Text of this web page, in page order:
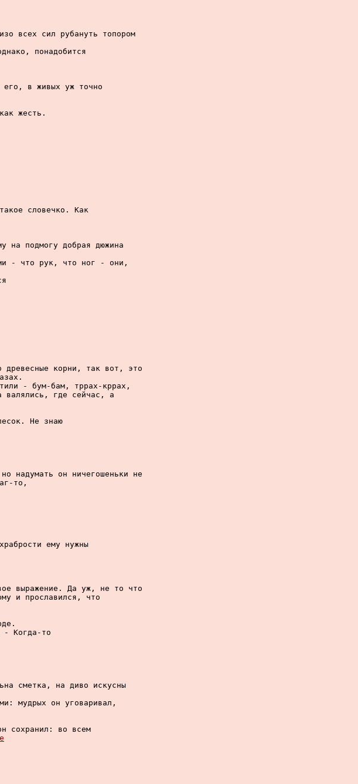
всех сил рубануть топором
понадобится
его, в живых уж точно
жесть.
словечко. Как
на подмогу добрая дюжина
- что рук, что ног - они,
древесные корни, так вот, это
- бум-бам, тррах-кррах,
валялись, где сейчас, а
Не знаю
надумать он ничегошеньки не
то,
ему нужны
выражение. Да уж, не то что
и прославился, что
- Когда-то
сметка, на диво искусны
мудрых он уговаривал,
сохранил: во всем